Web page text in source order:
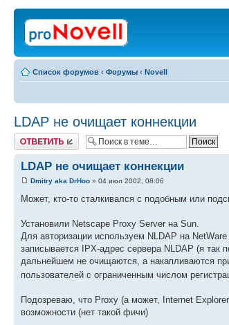
Список форумов ‹ Форумы ‹ Novell
LDAP не очищает коннекции
Ответить
LDAP не очищает коннекции
Dmitry aka DrHoo » 04 июл 2002, 08:06
Может, кто-то сталкивался с подобным или
Установили Netscape Proxy Server на Sun.
Для авторизации используем NLDAP на
записывается IPX-адрес сервера NLDAP (я
дальнейшем не очищаются, а накапливаются
пользователей с ограниченным числом
Подозреваю, что Proxy (а может, Internet
возможности (нет такой фичи)